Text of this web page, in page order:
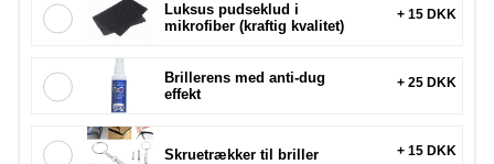
Luksus pudseklud i
mikrofiber (kraftig kvalitet)
+ 15 DKK
Brillerens med anti-dug
effekt
+ 25 DKK
Skruetrækker til briller + 15 DKK